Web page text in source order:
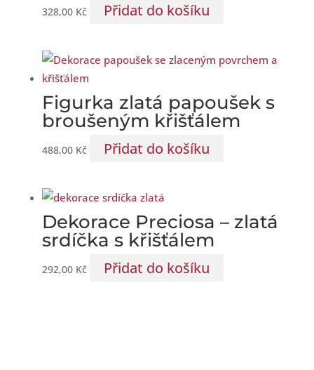
328,00 Kč Přidat do košíku
Figurka zlatá papoušek s
broušeným křišťálem
488,00 Kč Přidat do košíku
Dekorace Preciosa – zlatá
srdíčka s křišťálem
292,00 Kč Přidat do košíku